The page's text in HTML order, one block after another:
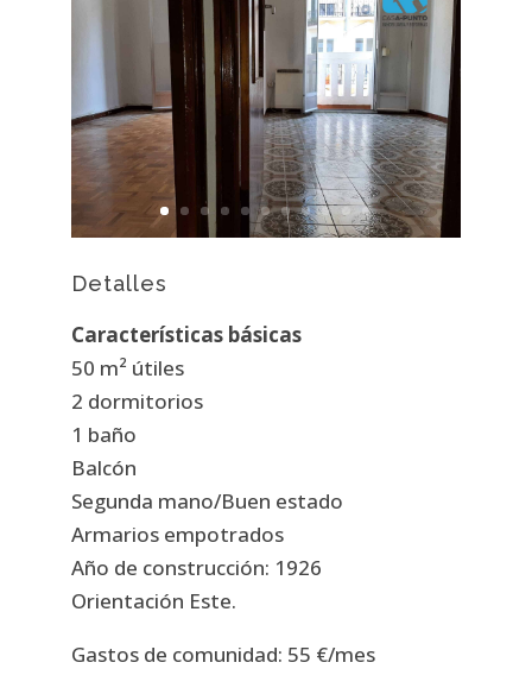
Detalles
Características básicas
50 m² útiles
2 dormitorios
1 baño
Balcón
Segunda mano/Buen estado
Armarios empotrados
Año de construcción: 1926
Orientación Este.
Gastos de comunidad: 55 €/mes